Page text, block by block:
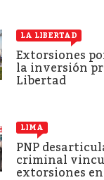
LA LIBERTAD
Extorsiones
la inversión
Libertad
LIMA
PNP
criminal
extorsiones